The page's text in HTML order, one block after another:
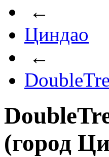
←
Циндао
←
(город